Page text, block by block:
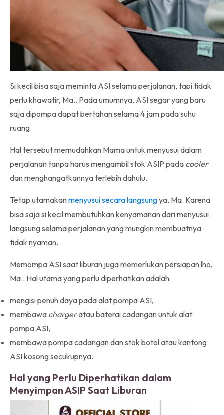
Si kecil bisa saja meminta ASI selama perjalanan, tapi tidak
perlu khawatir, Ma.. Pada umumnya, ASI segar yang baru
saja dipompa dapat bertahan selama 4 jam pada suhu
ruang.
Hal tersebut memudahkan Mama untuk menyusui dalam
perjalanan tanpa harus mengambil stok ASIP pada cooler
dan menghangatkannya terlebih dahulu.
Tetap utamakanmenyusui secara langsungya, Ma. Karena
bisa saja si kecil membutuhkan kenyamanan dari menyusui
langsung selama perjalanan yang mungkin membuatnya
tidak nyaman.
Memompa ASI saat liburan juga memerlukan persiapan lho,
Ma.. Hal utama yang perlu diperhatikan adalah:
mengisi penuh daya pada alat pompa ASI,
membawa chargeratau baterai cadangan untuk alat
pompa ASI,
membawa pompa cadangan dan stok botol atau kantong
ASI kosong secukupnya.
Hal yang Perlu Diperhatikan dalam
Menyimpan ASIP Saat Liburan